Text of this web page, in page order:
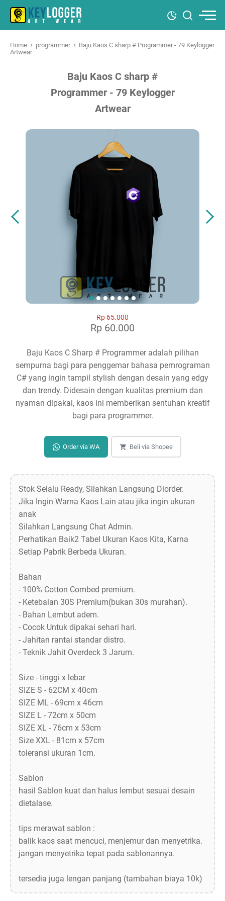
Home › programmer › Baju Kaos C sharp # Programmer - 79 Keylogger
Artwear
Baju Kaos C sharp #
Programmer - 79 Keylogger
Artwear
Rp 65.000
Rp 60.000
Baju Kaos C Sharp # Programmer adalah pilihan
sempurna bagi para penggemar bahasa pemrograman
C# yang ingin tampil stylish dengan desain yang edgy
dan trendy. Didesain dengan kualitas premium dan
nyaman dipakai, kaos ini memberikan sentuhan kreatif
bagi para programmer.
Order via WA Beli via Shopee
Stok Selalu Ready, Silahkan Langsung Diorder.
Jika Ingin Warna Kaos Lain atau jika ingin ukuran
anak
Silahkan Langsung Chat Admin.
Perhatikan Baik2 Tabel Ukuran Kaos Kita, Karna
Setiap Pabrik Berbeda Ukuran.
Bahan
- 100% Cotton Combed premium.
- Ketebalan 30S Premium(bukan 30s murahan).
- Bahan Lembut adem.
- Cocok Untuk dipakai sehari hari.
- Jahitan rantai standar distro.
- Teknik Jahit Overdeck 3 Jarum.
Size - tinggi x lebar
SIZE S - 62CM x 40cm
SIZE ML - 69cm x 46cm
SIZE L - 72cm x 50cm
SIZE XL - 76cm x 53cm
Size XXL - 81cm x 57cm
toleransi ukuran 1cm.
Sablon
hasil Sablon kuat dan halus lembut sesuai desain
dietalase.
tips merawat sablon :
balik kaos saat mencuci, menjemur dan menyetrika.
jangan menyetrika tepat pada sablonannya.
tersedia juga lengan panjang (tambahan biaya 10k)